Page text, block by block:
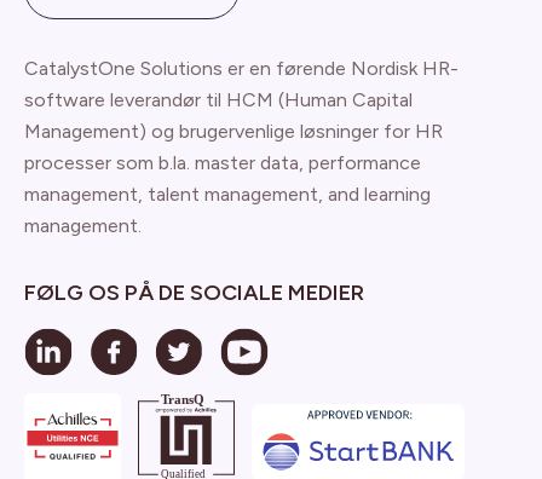
CatalystOne Solutions er en førende Nordisk HR-
software leverandør til HCM (Human Capital
Management) og brugervenlige løsninger for HR
processer som b.la. master data, performance
management, talent management, and learning
management.
FØLG OS PÅ DE SOCIALE MEDIER